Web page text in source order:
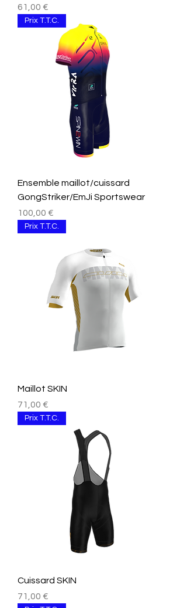
Preis
61,00 €
Prix T.T.C.
Ensemble maillot/cuissard
GongStriker/EmJi Sportswear
Preis
100,00 €
Prix T.T.C.
Maillot SKIN
Preis
71,00 €
Prix T.T.C.
Cuissard SKIN
Preis
71,00 €